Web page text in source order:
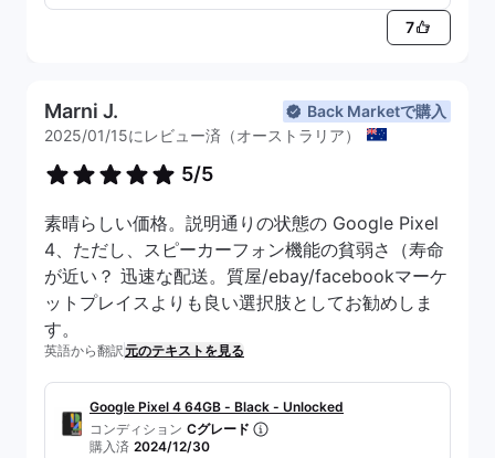
7
Marni J.
Back Marketで購入
2025/01/15にレビュー済（オーストラリア）
5/5
素晴らしい価格。説明通りの状態の Google Pixel
4、ただし、スピーカーフォン機能の貧弱さ（寿命
が近い？ 迅速な配送。質屋/ebay/facebookマーケ
ットプレイスよりも良い選択肢としてお勧めしま
す。
英語から翻訳元のテキストを見る
Google Pixel 4 64GB - Black - Unlocked
コンディション Cグレード
購入済 2024/12/30